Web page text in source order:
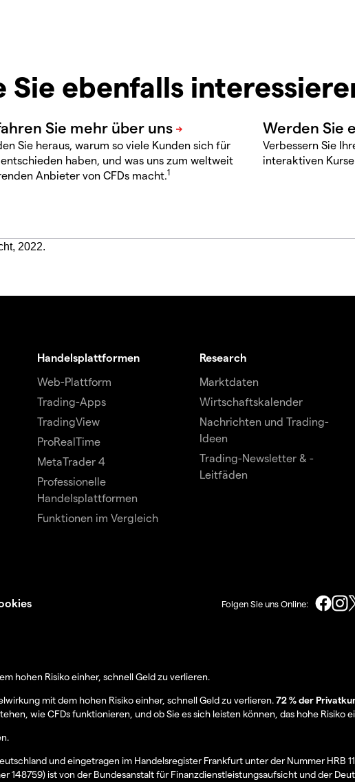
Sie ebenfalls
Sie heraus, warum so viele Kunden sich für
entschieden haben, und was uns zum weltweit
Anbieter von CFDs macht.1
Verbessern Sie
interaktiven
2022.
Handelsplattformen
Web-Plattform
Trading-Apps
TradingView
ProRealTime
MetaTrader 4
Professionelle
Handelsplattformen
Funktionen im Vergleich
Research
Marktdaten
Wirtschaftskalender
Nachrichten und Trading-
Ideen
Trading-Newsletter & -
Leitfäden
Folgen Sie uns Online:
hohen Risiko einher, schnell Geld zu verlieren.
mit dem hohen Risiko einher, schnell Geld zu verlieren.72 % der
wie CFDs funktionieren, und ob Sie es sich leisten können, das hohe Risiko
und eingetragen im Handelsregister Frankfurt unter der Nummer HRB
148759) ist von der Bundesanstalt für Finanzdienstleistungsaufsicht und der